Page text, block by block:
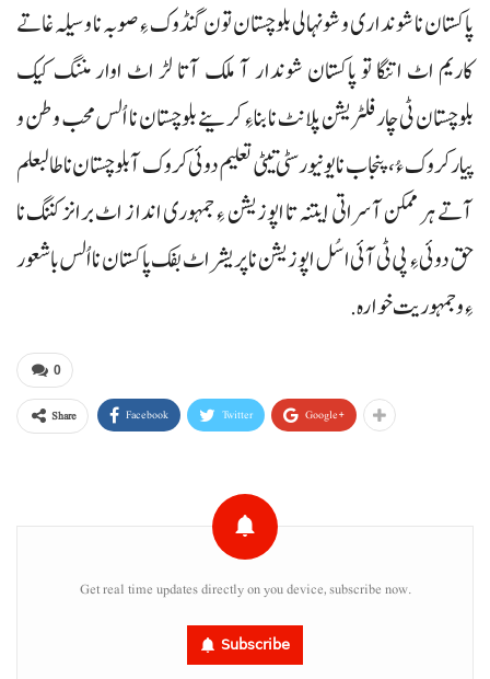
پاکستان نا شونداری و شونہالی بلوچستان تون گنڈوک ءِ صوبہ نا وسیلہ غاتے
کاریم اٹ اتنگا تو پاکستان شوندار آ ملک آتا لڑ اٹ اوار مننگ کیک
بلوچستان ٹی چار فلٹریشن پلانٹ نا بنا ءِ کرینے بلوچستان نا اُلس محب وطن و
پیار کروک ءُ، پنجاب نا یونیورسٹی تیٹی تعلیم دوئی کروک آ بلوچستان نا طالبعلم
آتے ہر ممکن آسراتی ایتنہ تا اپوزیشن ءِ جمہوری انداز اٹ برانز کننگ نا
حق دوئی ءِ پی ٹی آئی اسُل اپوزیشن نا پریشر اٹ بفک پاکستان نا اُلس باشعور
ءِ و جمہوریت خوارہ.
0
Share Facebook Twitter Google+
Get real time updates directly on you device, subscribe now.
Subscribe